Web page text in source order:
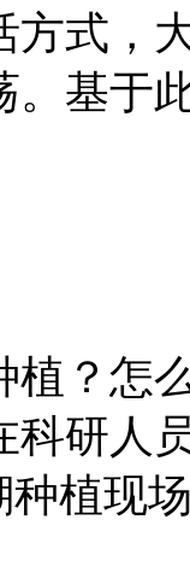
方式，
。基于
植？怎
科研人
种植现